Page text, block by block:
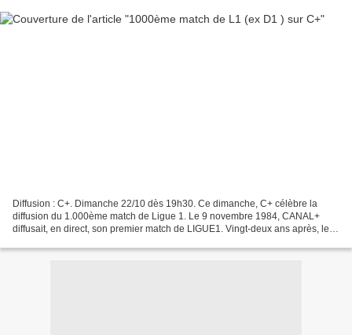
Diffusion : C+. Dimanche 22/10 dès 19h30. Ce dimanche, C+ célèbre la
diffusion du 1.000ème match de Ligue 1. Le 9 novembre 1984, CANAL+
diffusait, en direct, son premier match de LIGUE1. Vingt-deux ans après, le